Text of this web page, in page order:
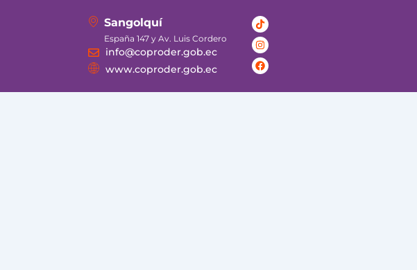
Sangolquí
España 147 y Av. Luis Cordero
info@coproder.gob.ec
www.coproder.gob.ec
Tiktok
Instagram
Facebook